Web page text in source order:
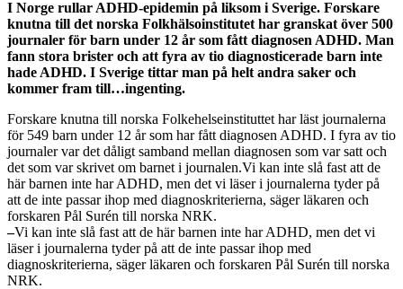
I Norge rullar ADHD-epidemin på liksom i Sverige. Forskare
knutna till det norska Folkhälsoinstitutet har granskat över 500
journaler för barn under 12 år som fått diagnosen ADHD. Man
fann stora brister och att fyra av tio diagnosticerade barn inte
hade ADHD. I Sverige tittar man på helt andra saker och
kommer fram till…ingenting.
Forskare knutna till norska Folkehelseinstituttet har läst journalerna
för 549 barn under 12 år som har fått diagnosen ADHD. I fyra av tio
journaler var det dåligt samband mellan diagnosen som var satt och
det som var skrivet om barnet i journalen.Vi kan inte slå fast att de
här barnen inte har ADHD, men det vi läser i journalerna tyder på
att de inte passar ihop med diagnoskriterierna, säger läkaren och
forskaren Pål Surén till norska NRK.
–Vi kan inte slå fast att de här barnen inte har ADHD, men det vi
läser i journalerna tyder på att de inte passar ihop med
diagnoskriterierna, säger läkaren och forskaren Pål Surén till norska
NRK.